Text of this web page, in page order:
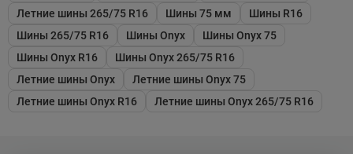
Летние шины 265/75 R16
Шины 75 мм
Шины R16
Шины 265/75 R16
Шины Onyx
Шины Onyx 75
Шины Onyx R16
Шины Onyx 265/75 R16
Летние шины Onyx
Летние шины Onyx 75
Летние шины Onyx R16
Летние шины Onyx 265/75 R16